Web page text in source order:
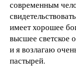
современным
имеет хорошее
высшее светское
и я возлагаю
пастырей.